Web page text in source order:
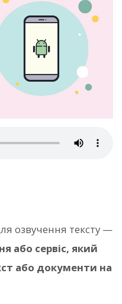
озвучення тексту —
або сервіс, який
або документи на